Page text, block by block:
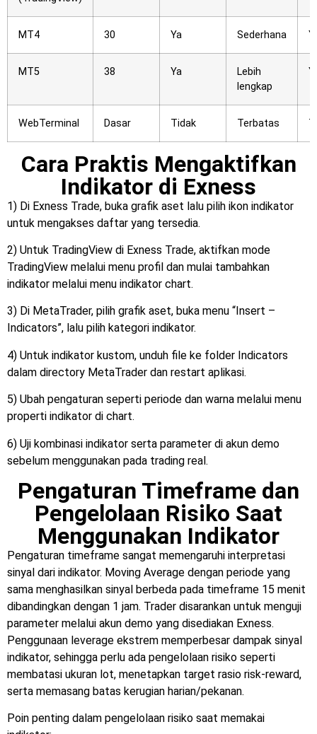
MT4 30 Ya Sederhana
MT5 38 Ya
Lebih
lengkap
WebTerminal Dasar Tidak Terbatas
Cara Praktis Mengaktifkan
Indikator di Exness
1) Di Exness Trade, buka grafik aset lalu pilih ikon indikator
untuk mengakses daftar yang tersedia.
2) Untuk TradingView di Exness Trade, aktifkan mode
TradingView melalui menu profil dan mulai tambahkan
indikator melalui menu indikator chart.
3) Di MetaTrader, pilih grafik aset, buka menu “Insert –
Indicators”, lalu pilih kategori indikator.
4) Untuk indikator kustom, unduh file ke folder Indicators
dalam directory MetaTrader dan restart aplikasi.
5) Ubah pengaturan seperti periode dan warna melalui menu
properti indikator di chart.
6) Uji kombinasi indikator serta parameter di akun demo
sebelum menggunakan pada trading real.
Pengaturan Timeframe dan
Pengelolaan Risiko Saat
Menggunakan Indikator
Pengaturan timeframe sangat memengaruhi interpretasi
sinyal dari indikator. Moving Average dengan periode yang
sama menghasilkan sinyal berbeda pada timeframe 15 menit
dibandingkan dengan 1 jam. Trader disarankan untuk menguji
parameter melalui akun demo yang disediakan Exness.
Penggunaan leverage ekstrem memperbesar dampak sinyal
indikator, sehingga perlu ada pengelolaan risiko seperti
membatasi ukuran lot, menetapkan target rasio risk-reward,
serta memasang batas kerugian harian/pekanan.
Poin penting dalam pengelolaan risiko saat memakai